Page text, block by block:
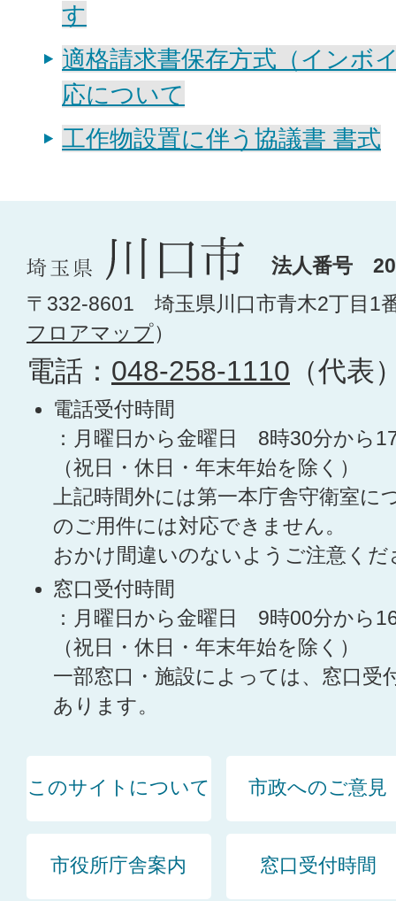
す
適格請求書保存方式（インボ
応について
工作物設置に伴う協議書 書式
法人番号
〒332-8601 埼玉県川口市青木2丁目1
フロアマップ）
電話： 048-258-1110 （代表
電話受付時間
：月曜日から金曜日 8時30分から
（祝日・休日・年末年始を除く）
上記時間外には第一本庁舎守衛室に
のご用件には対応できません。
おかけ間違いのないようご注意くだ
窓口受付時間
：月曜日から金曜日 9時00分から
（祝日・休日・年末年始を除く）
一部窓口・施設によっては、窓口受
あります。
このサイトについて 市政へのご意見
市役所庁舎案内 窓口受付時間